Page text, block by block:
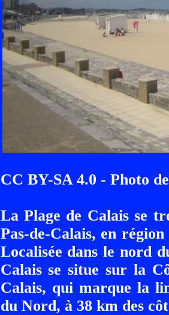
CC BY-SA 4.0 - Photo
La Plage de Calais se
Pas-de-Calais, en
Localisée dans le nord
Calais se situe sur la
Calais, qui marque la
du Nord, à 38 km des